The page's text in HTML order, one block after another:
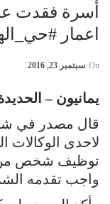
أسرة فقدت
اعمار
On سبتمبر 23, 2016
يمانيون –
قال مصدر في
لاحدى الوكالات
توظيف شخص من
واجب تقدمه